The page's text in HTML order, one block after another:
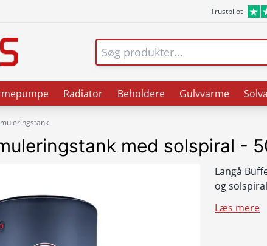
Trustpilot
Radiator Beholdere Gulvvarme
med solspiral -
Langå
og
Læs mere